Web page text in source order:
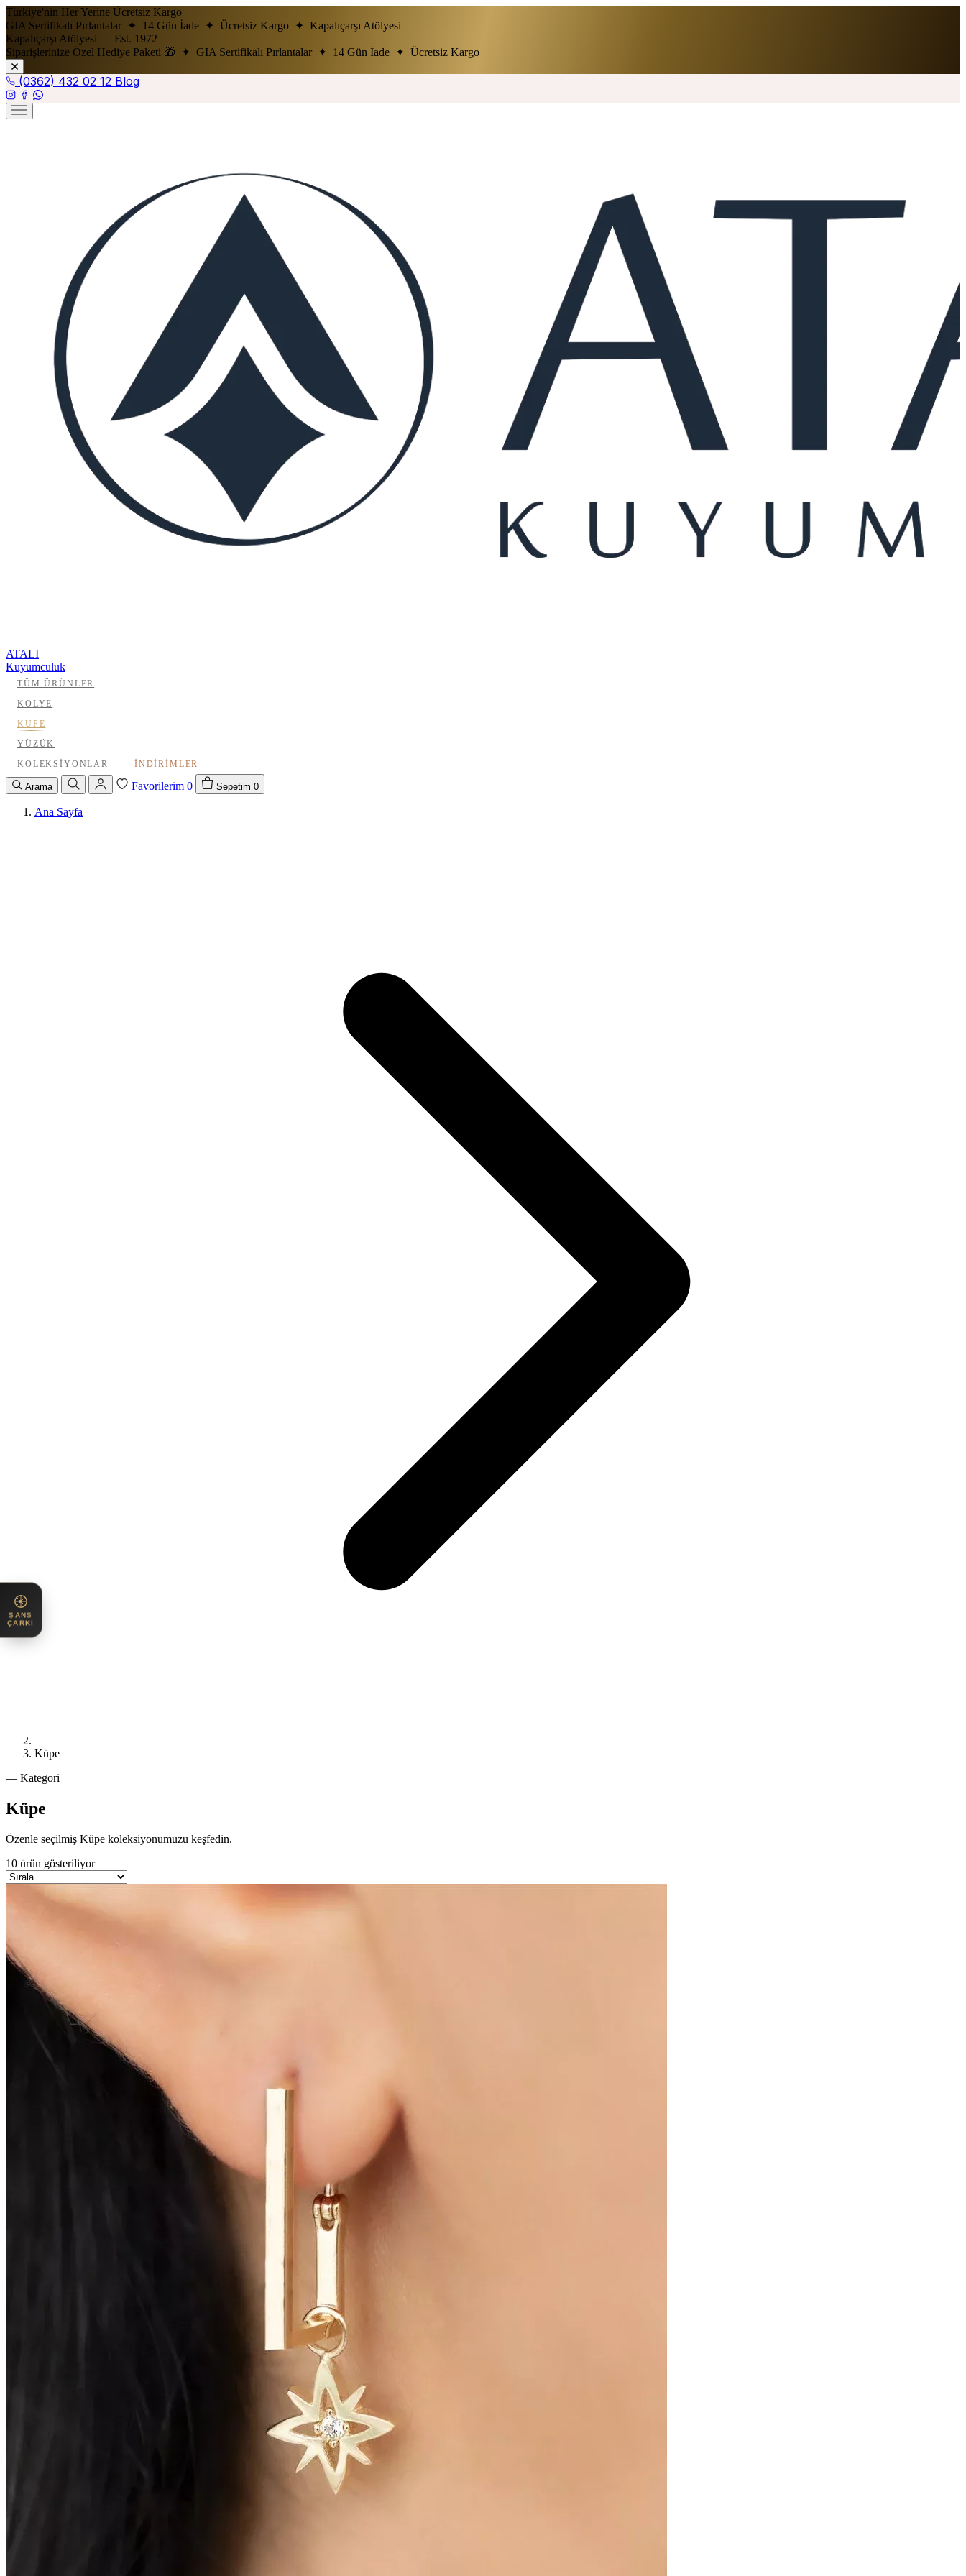
Türkiye'nin Her Yerine Ücretsiz Kargo
GIA Sertifikalı Pırlantalar ✦ 14 Gün İade ✦ Ücretsiz Kargo ✦ Kapalıçarşı Atölyesi
Kapalıçarşı Atölyesi — Est. 1972
Siparişlerinize Özel Hediye Paketi 🎁 ✦ GIA Sertifikalı Pırlantalar ✦ 14 Gün İade ✦ Ücretsiz Kargo
(0362) 432 02 12 Blog
ATALI
Kuyumculuk
TÜM ÜRÜNLER
KOLYE
KÜPE
YÜZÜK
KOLEKSIYONLAR İNDIRIMLER
Arama Favorilerim 0 Sepetim 0
Ana Sayfa
Küpe
— Kategori
Küpe
Özenle seçilmiş Küpe koleksiyonumuzu keşfedin.
10 ürün gösteriliyor
ŞANS
ÇARKI